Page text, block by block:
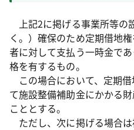
上記2に掲げる事業所等の
く。）確保のため定期借地
者に対して支払う一時金で
格を有するもの。
この場合において、定期
て施設整備補助金にかかる
こととする。
ただし、次に掲げる場合は